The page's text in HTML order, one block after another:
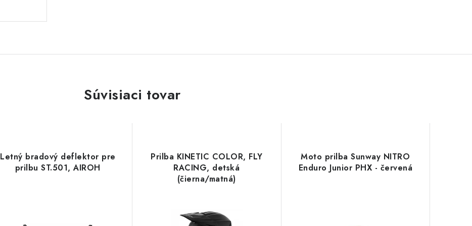
Súvisiaci tovar
Letný bradový deflektor pre
prilbu ST.501, AIROH
Prilba KINETIC COLOR, FLY
RACING, detská
(čierna/matná)
Moto prilba Sunway NITRO
Enduro Junior PHX - červená